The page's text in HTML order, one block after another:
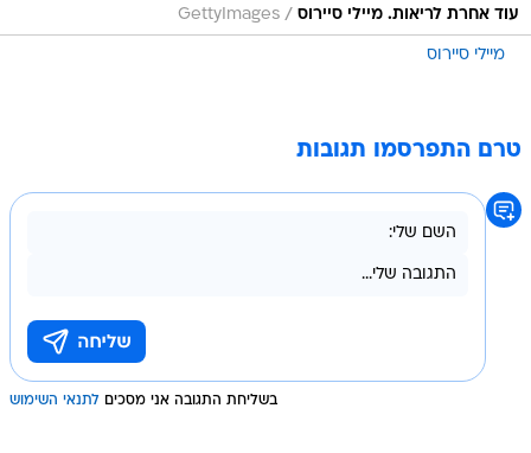
עוד אחרת לריאות. מיילי סיירוס /
GettyImages
מיילי סיירוס
טרם התפרסמו תגובות
בשליחת התגובה אני מסכים לתנאי השימוש